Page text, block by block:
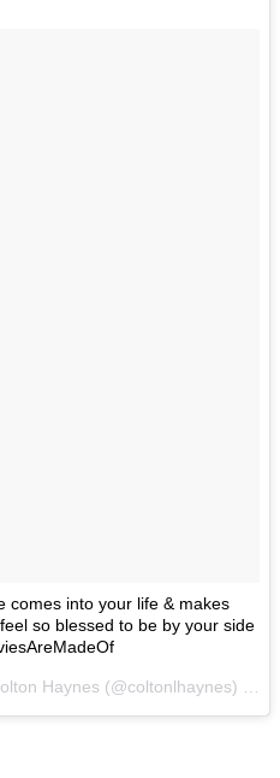
comes into your life & makes
so blessed to be by your side
Une publication partagée par Colton Haynes (@coltonlhaynes) le